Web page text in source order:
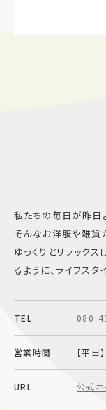
私たちの毎日が昨日
そんなお洋服や雑貨
ゆっくりとリラック
るように、ライフスタ
TEL 080-
営業時間 【平
URL 公式